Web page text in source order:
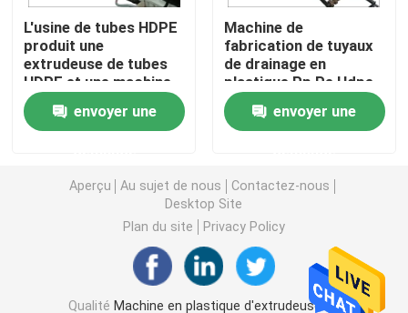
Chaîne de production de tuyau de PPR
Machine d'extrudeuse de tuyau de PE
Machine ondulée d'extrudeuse de tuyau
Machine d'extrusion de bande d'ANIMAL FAMILIER
Machine en plastique d'extrudeuse de feuille
L'usine de tubes HDPE
produit une
extrudeuse de tubes
HDPE et une machine
d'extrudeuse de tubes
PE
envoyer une
Machine de
fabrication de tuyaux
de drainage en
plastique Pp Pe Hdpe
envoyer une
Aperçu Au sujet de nous
Contactez-nous
Desktop Site
Plan du site
Privacy Policy
Qualité Machine en plastique d'extrudeuse de